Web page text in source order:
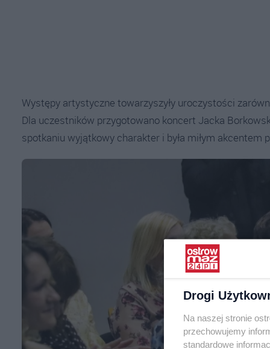
Występy artystyczne towarzyszyły uroczystości
Dla uczestników przygotowano koncert Jacka
spotkaniu wyjątkowy charakter i była miłym akcentem
Drogi
Na naszej stronie
przechowujemy
standardowe